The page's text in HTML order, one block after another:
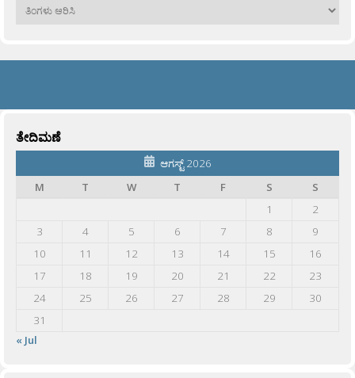
ಹಳೆಯವು
ತೇದಿಮಣೆ
ಆಗಸ್ಟ್ 2026
M
T W T F S
S
1
2
3
4 5 6 7 8
9
10
11 12 13 14 15
16
17
18 19 20 21 22
23
24
25 26 27 28 29
30
31
« Jul